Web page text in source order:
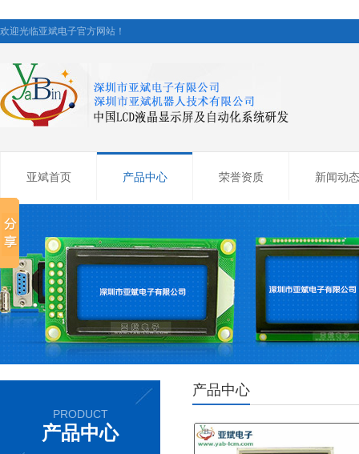
欢迎光临亚斌电子官方网站！
亚斌首页 产品中心 荣誉资质 新闻动态
PRODUCT
产品中心
产品中心